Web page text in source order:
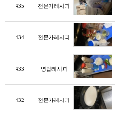
435 전문가레시피
434 전문가레시피
433 영업레시피
432 전문가레시피